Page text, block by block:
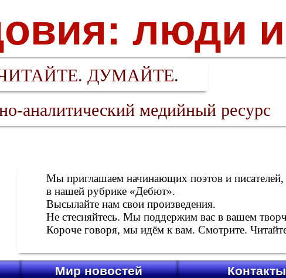
люди
ДУМАЙТЕ.
аналитический медийный ресурс
Мы приглашаем начинающих поэтов и писателей,
в нашей рубрике «Дебют».
Высылайте нам свои произведения.
Не стесняйтесь. Мы поддержим вас в вашем
Короче говоря, мы идём к вам. Смотрите.
Мир новостей Контакты